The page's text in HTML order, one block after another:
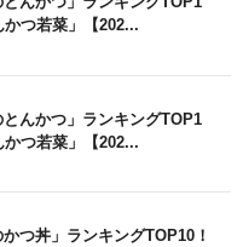
つ若菜」【202...
とんかつ」ランキングTOP1
つ若菜」【202...
かつ丼」ランキングTOP10！